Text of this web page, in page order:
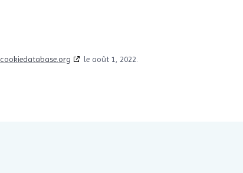
cookiedatabase.org le août 1, 2022.